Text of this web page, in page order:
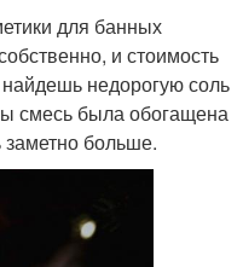
для банных
и стоимость
найдешь недорогую соль
смесь была обогащена
больше.